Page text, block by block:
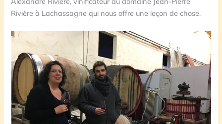
Rivière à Lachassagne qui nous offre une leçon de chose.